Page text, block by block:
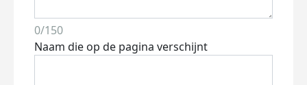
0/150
Naam die op de pagina verschijnt